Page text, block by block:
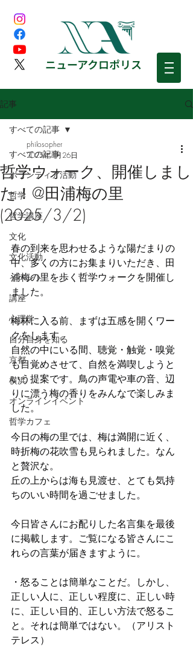
​ニューアクロポリス
記事
すべての記事
ボランティア活動
哲学
哲学講座
文化
文化活動
イベント
講座
心理学
自分自身を知る
京都
横浜
オンラインイベント
哲学カフェ
すべての記事
哲学ウォーク、開催しまし
た！@田浦梅の里
(2025/3/2)
philosopher
2025年3月26日
春の到来を思わせるような陽だまりの
中、多くの方にお集まりいただき、田
浦梅の里を歩く哲学ウォークを開催し
ました。
梅林に入る前、まずは五感を開くワー
クをします。
自然の中にいる間、聴覚・触覚・嗅覚
も目覚めさせて、自然を満喫しようと
いう提案です。鳥の声電や車の音、辺
りに漂う梅の香りをみんなで楽しみま
した。
今日の梅の里では、梅は満開に近く、
時折梅の花吹雪も見られました。なん
と贅沢な。
丘の上からは海も見渡せ、とても気持
ちのいい時間を過ごせました。
今日皆さんにお配りした名言集を最後
に掲載します。ご覧になる皆さんにこ
れらの言葉が届きますように。
・怒ることは簡単なことだ。しかし、
正しい人に、正しい程度に、正しい時
に、正しい目的、正しい方法で怒るこ
と。それは簡単ではない。（アリスト
テレス）